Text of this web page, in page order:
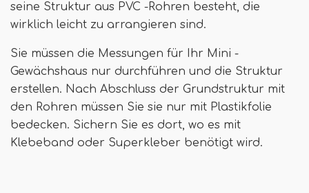
seine Struktur aus PVC -Rohren besteht, die
wirklich leicht zu arrangieren sind.
Sie müssen die Messungen für Ihr Mini -
Gewächshaus nur durchführen und die Struktur
erstellen. Nach Abschluss der Grundstruktur mit
den Rohren müssen Sie sie nur mit Plastikfolie
bedecken. Sichern Sie es dort, wo es mit
Klebeband oder Superkleber benötigt wird.